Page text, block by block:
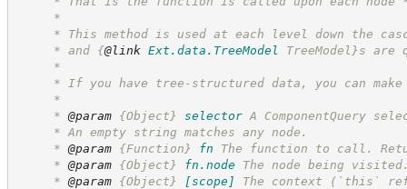
*
* This method is used at each level down the
* and {@link Ext.data.TreeModel TreeModel} s are
*
* If you have tree-structured data, you can make
*
* @param {Object} selector A ComponentQuery
* An empty string matches any node.
* @param {Function} fn
The function to call.
* @param {Object} fn.node
The node being
* @param {Object} [scope]
The context (`this`